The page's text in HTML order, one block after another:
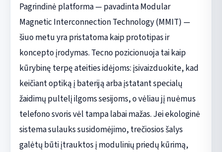
Pagrindinė platforma — pavadinta Modular
Magnetic Interconnection Technology (MMIT) —
šiuo metu yra pristatoma kaip prototipas ir
koncepto įrodymas. Tecno pozicionuoja tai kaip
kūrybinę terpę ateities idėjoms: įsivaizduokite, kad
keičiant optiką į bateriją arba įstatant specialų
žaidimų pultelį ilgoms sesijoms, o vėliau jį nuėmus
telefono svoris vėl tampa labai mažas. Jei ekologinė
sistema sulauks susidomėjimo, trečiosios šalys
galėtų būti įtrauktos į modulinių priedų kūrimą,